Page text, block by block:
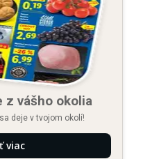
z vášho okolia
deje v tvojom okolí!
viac